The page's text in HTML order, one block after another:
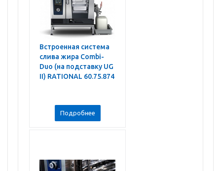
Встроенная система
слива жира Combi-
Duo (на подставку UG
II) RATIONAL 60.75.874
Подробнее